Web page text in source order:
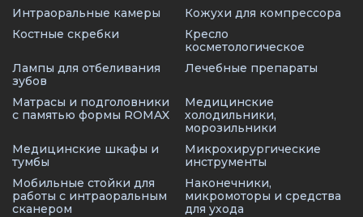
Интраоральные камеры
Кожухи для компрессора
Костные скребки
Кресло
косметологическое
Лампы для отбеливания
зубов
Лечебные препараты
Матрасы и подголовники
с памятью формы ROMAX
Медицинские
холодильники,
морозильники
Медицинские шкафы и
тумбы
Микрохирургические
инструменты
Мобильные стойки для
работы с интраоральным
сканером
Наконечники,
микромоторы и средства
для ухода